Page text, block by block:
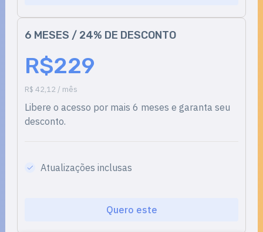
6 MESES / 24% DE DESCONTO
R$229
R$ 42,12 / mês
Libere o acesso por mais 6 meses e garanta seu
desconto.
Atualizações inclusas
Quero este